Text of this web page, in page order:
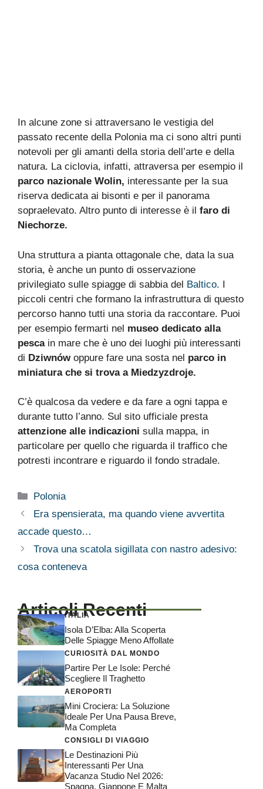
In alcune zone si attraversano le vestigia del
passato recente della Polonia ma ci sono altri punti
notevoli per gli amanti della storia dell’arte e della
natura. La ciclovia, infatti, attraversa per esempio il
parco nazionale Wolin, interessante per la sua
riserva dedicata ai bisonti e per il panorama
sopraelevato. Altro punto di interesse è il faro di
Niechorze.
Una struttura a pianta ottagonale che, data la sua
storia, è anche un punto di osservazione
privilegiato sulle spiagge di sabbia del Baltico. I
piccoli centri che formano la infrastruttura di questo
percorso hanno tutti una storia da raccontare. Puoi
per esempio fermarti nel museo dedicato alla
pescain mare che è uno dei luoghi più interessanti
di Dziwnówoppure fare una sosta nel parco in
miniatura che si trova a Miedzyzdroje.
C’è qualcosa da vedere e da fare a ogni tappa e
durante tutto l’anno. Sul sito ufficiale presta
attenzione alle indicazioni sulla mappa, in
particolare per quello che riguarda il traffico che
potresti incontrare e riguardo il fondo stradale.
Categorie
Polonia
Era spensierata, ma quando viene avvertita
accade questo…
Trova una scatola sigillata con nastro adesivo:
cosa conteneva
Articoli Recenti
ITALIA
Isola D’Elba: Alla Scoperta
Delle Spiagge Meno Affollate
CURIOSITÀ DAL MONDO
Partire Per Le Isole: Perché
Scegliere Il Traghetto
AEROPORTI
Mini Crociera: La Soluzione
Ideale Per Una Pausa Breve,
Ma Completa
CONSIGLI DI VIAGGIO
Le Destinazioni Più
Interessanti Per Una
Vacanza Studio Nel 2026:
Spagna, Giappone E Malta